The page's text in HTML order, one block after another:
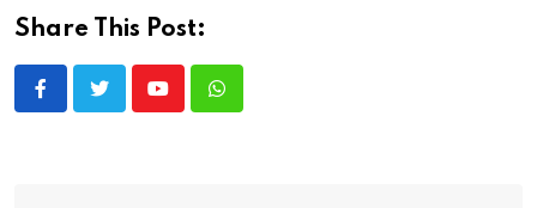
Share This Post:
YoutubeWhatsapp